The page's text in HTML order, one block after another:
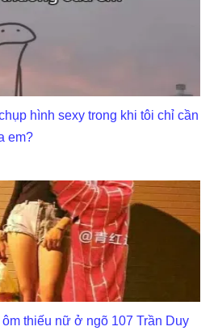
hình sexy trong khi tôi chỉ cần
em?
thiếu nữ ở ngõ 107 Trần Duy